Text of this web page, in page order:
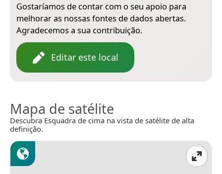
Gostaríamos de contar com o seu apoio para
melhorar as nossas fontes de dados abertas.
Agradecemos a sua contribuição.
Editar este local
Mapa de satélite
Descubra Esquadra de cima na vista de satélite de alta
definição.